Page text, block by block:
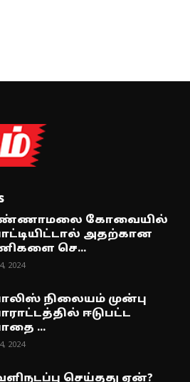
கோவையில்
அதற்கான
செ...
2024
நிலையம் முன்பு
ஈடுபட்ட
...
2024
செய்தது ஏன்?